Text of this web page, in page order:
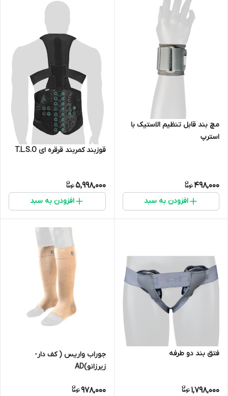
مچ بند قابل تنظیم الاستیک با
استرپ
498,000
افزودن به سبد
قوزبند کمربند قرقره ای T.L.S.O
5,998,000
افزودن به سبد
فتق بند دو طرفه
1,798,000
جوراب واریس ( کف دار-
زیرزانو)AD
978,000